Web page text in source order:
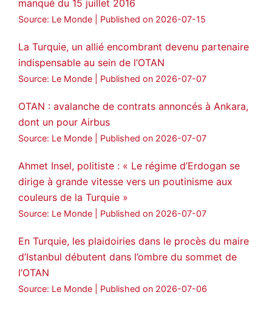
manqué du 15 juillet 2016
Source: Le Monde Published on 2026-07-15
La Turquie, un allié encombrant devenu partenaire
indispensable au sein de l’OTAN
Source: Le Monde Published on 2026-07-07
OTAN : avalanche de contrats annoncés à Ankara,
dont un pour Airbus
Source: Le Monde Published on 2026-07-07
Ahmet Insel, politiste : « Le régime d’Erdogan se
dirige à grande vitesse vers un poutinisme aux
couleurs de la Turquie »
Source: Le Monde Published on 2026-07-07
En Turquie, les plaidoiries dans le procès du maire
d’Istanbul débutent dans l’ombre du sommet de
l’OTAN
Source: Le Monde Published on 2026-07-06